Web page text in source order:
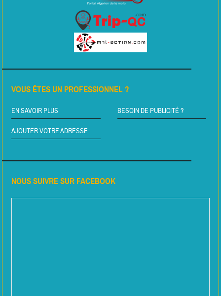
VOUS ÊTES UN PROFESSIONNEL ?
EN SAVOIR PLUS BESOIN DE PUBLICITÉ ?
AJOUTER VOTRE ADRESSE
NOUS SUIVRE SUR FACEBOOK